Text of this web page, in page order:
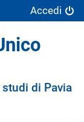
Accedi
di Pavia